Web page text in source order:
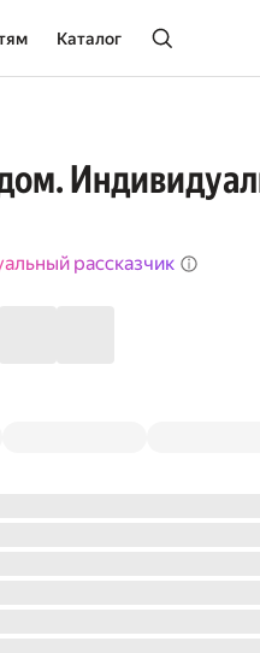
Каталог
рассказчик